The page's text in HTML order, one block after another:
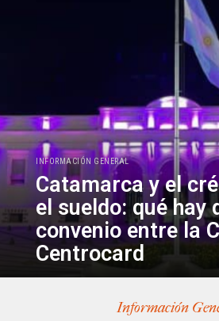
INFORMACIÓN GENERAL
Catamarca y el
el sueldo: qué hay
convenio entre la
Centrocard
Información